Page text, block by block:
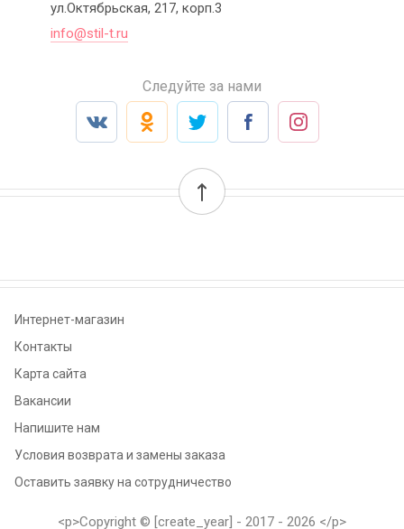
ул.Октябрьская, 217, корп.3
info@stil-t.ru
Следуйте за нами
Интернет-магазин
Контакты
Карта сайта
Вакансии
Напишите нам
Условия возврата и замены заказа
Оставить заявку на сотрудничество
<p>Copyright © [create_year] - 2017 - 2026 </p>